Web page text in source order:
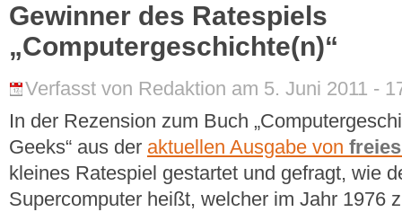
Gewinner des Ratespiels
„Computergeschichte(n)“
Verfasst von Redaktion am 5. Juni 2011 -
In der Rezension zum Buch
Geeks“ aus der aktuellen Ausgabe von freies
kleines Ratespiel gestartet und gefragt, wie
Supercomputer heißt, welcher im Jahr 1976